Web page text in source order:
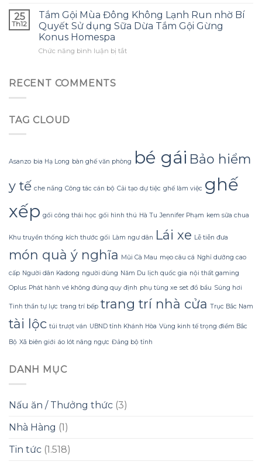
thường
gặp?
tôi
ước
sớm
một
bông
lồ
hình
dáng?
thế
nào
để
dụng
không
lãng
25
Th12
Tắm Gội Mùa Đông Không Lạnh Run nhờ Bí
Quyết Sử dụng Sữa Dừa Tắm Gội Gừng
Konus Homespa
Chức năng bình luận bị tắtở
Quyết
Sử
Dừa
Gừng
Homespa
RECENT COMMENTS
TAG CLOUD
Asanzo bia Hạ Long bàn ghế văn phòng bé gái Bảo hiểm
y tế che nắng Công tác cán bộ Cải tạo dự tiệc ghế làm việc ghế
xếp gối công thái học gối hình thú Hà Tu Jennifer Phạm kem sữa chua
Khu truyền thống kích thước gối Làm ngư dân Lái xe Lễ tiễn đưa
món quà ý nghĩa Mũi Cà Mau mẹo câu cá Nghỉ dưỡng cao
cấp Người dân Kadong người dùng Năm Du lịch quốc gia nội thất gaming
Oplus Phát hành vé không đúng quy định phụ tùng xe set đồ bầu Súng hơi
Tinh thần tự lực trang trí bếp trang trí nhà cửa Trục Bắc Nam
tài lộc túi trượt ván UBND tỉnh Khánh Hòa Vùng kinh tế trọng điểm Bắc
Bộ Xã biên giới áo lót nâng ngực Đảng bộ tỉnh
DANH MỤC
Nấu ăn / Thưởng thức (3)
Nhà Hàng (1)
Tin tức (1.518)